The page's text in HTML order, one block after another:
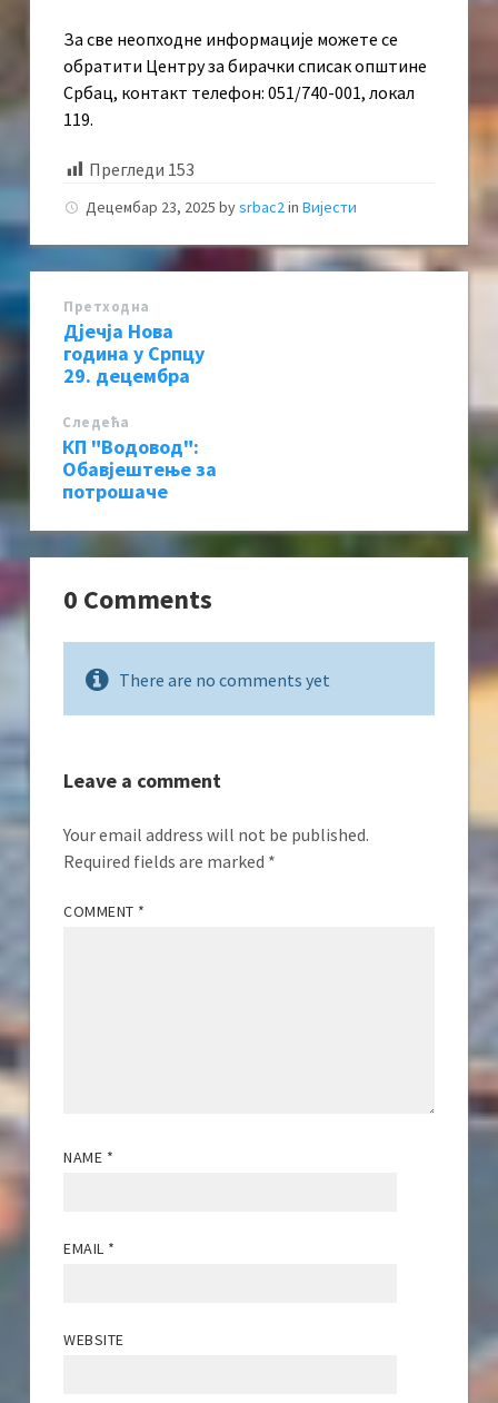
За све неопходне информације можете се
обратити Центру за бирачки списак општине
Србац, контакт телефон: 051/740-001, локал
119.
Прегледи 153
Децембар 23, 2025 bysrbac2in Вијести
Претходна
Дјечја Нова
година у Српцу
29. децембра
Следећa
КП "Водовод":
Обавјештење за
потрошаче
0 Comments
There are no comments yet
Leave a comment
Your email address will not be published.
Required fields are marked *
COMMENT *
NAME *
EMAIL *
WEBSITE